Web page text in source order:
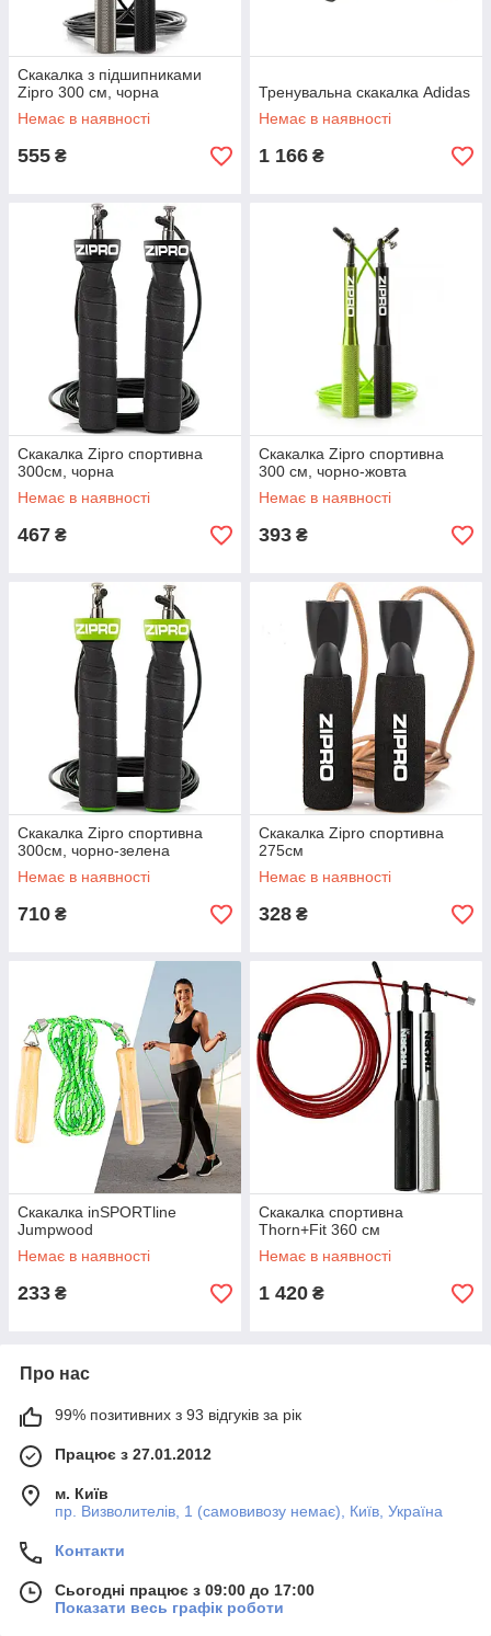
Скакалка з підшипниками
Zipro 300 см, чорна
Немає в наявності
555 ₴
Тренувальна скакалка Adidas
Немає в наявності
1 166 ₴
Скакалка Zipro спортивна
300см, чорна
Немає в наявності
467 ₴
Скакалка Zipro спортивна
300 см, чорно-жовта
Немає в наявності
393 ₴
Скакалка Zipro спортивна
300см, чорно-зелена
Немає в наявності
710 ₴
Скакалка Zipro спортивна
275см
Немає в наявності
328 ₴
Скакалка inSPORTline
Jumpwood
Немає в наявності
233 ₴
Скакалка спортивна
Thorn+Fit 360 см
Немає в наявності
1 420 ₴
Про нас
99% позитивних з 93 відгуків за рік
Працює з 27.01.2012
м. Київ
пр. Визволителів, 1 (самовивозу немає), Київ, Україна
Контакти
Сьогодні працює з 09:00 до 17:00
Показати весь графік роботи